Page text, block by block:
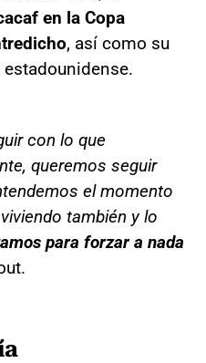
en la Copa
, así como su
con lo que
queremos seguir
el momento
también y lo
para forzar a nada